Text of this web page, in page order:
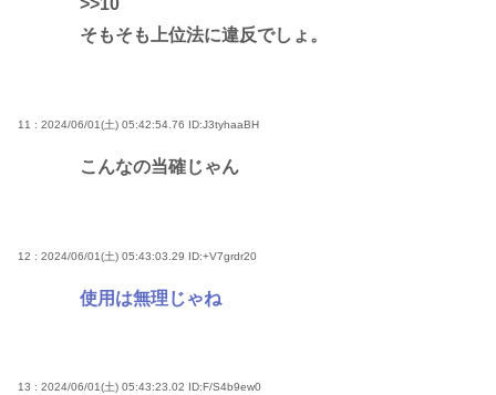
>>10
そもそも上位法に違反でしょ。
11 : 2024/06/01(土) 05:42:54.76 ID:J3tyhaaBH
こんなの当確じゃん
12 : 2024/06/01(土) 05:43:03.29 ID:+V7grdr20
使用は無理じゃね
13 : 2024/06/01(土) 05:43:23.02 ID:F/S4b9ew0